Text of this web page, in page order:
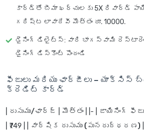
కార్డ్‌తో బీమా ఖర్చులకు 5X రివార్డ్
గరిష్ట లావాదేవీ మొత్తం రూ. 10000.
డైనింగ్ డిలైట్స్: వారి భాగస్వామి
డైనింగ్ డిస్కౌంట్ పొందండి
ఫీజులు మరియు ఛార్జీలు – యాక్సిస్
క్రెడిట్ కార్డ్
రుసుము/ఛార్జ్ మొత్తం | |- |
జాయినింగ్
| ₹749 | |
వార్షిక రుసుము (పునరుద్ధరణ)